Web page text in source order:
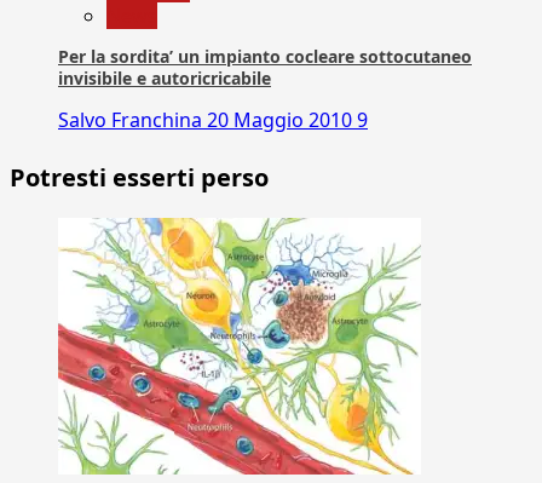
Per la sordita’ un impianto cocleare sottocutaneo
invisibile e autoricricabile
Salvo Franchina 20 Maggio 20109
Potresti esserti perso